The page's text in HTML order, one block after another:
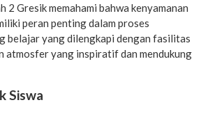
2 Gresik memahami bahwa kenyamanan
peran penting dalam proses
belajar yang dilengkapi dengan fasilitas
atmosfer yang inspiratif dan mendukung
Siswa